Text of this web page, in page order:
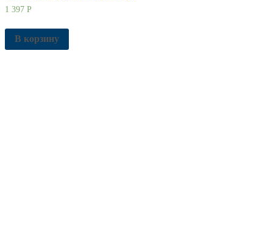
1 397 Р
В корзину